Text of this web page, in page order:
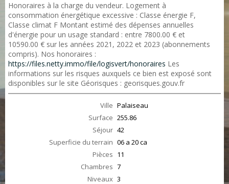
Honoraires à la charge du vendeur. Logement à
consommation énergétique excessive : Classe énergie F,
Classe climat F Montant estimé des dépenses annuelles
d'énergie pour un usage standard : entre 7800.00 € et
10590.00 € sur les années 2021, 2022 et 2023 (abonnements
compris). Nos honoraires :
https://files.netty.immo/file/logisvert/honoraires Les
informations sur les risques auxquels ce bien est exposé sont
disponibles sur le site Géorisques : georisques.gouv.fr
Ville Palaiseau
Surface 255.86
Séjour 42
Superficie du terrain 06 a 20 ca
Pièces 11
Chambres 7
Niveaux 3